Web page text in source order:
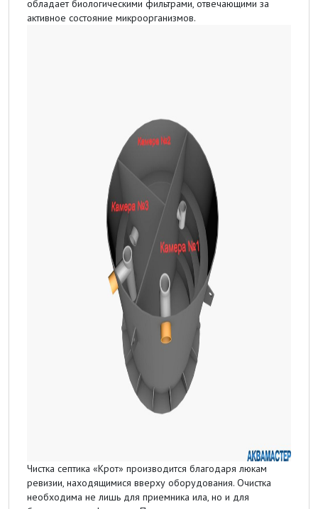
обладает биологическими фильтрами, отвечающими за
активное состояние микроорганизмов.
Чистка септика «Крот» производится благодаря люкам
ревизии, находящимися вверху оборудования. Очистка
необходима не лишь для приемника ила, но и для